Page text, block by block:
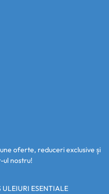
oferte, reduceri exclusive și
ul nostru!
ULEIURI ESENTIALE